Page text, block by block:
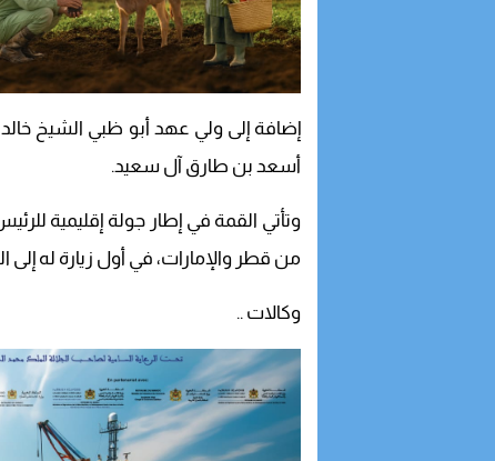
إضافة إلى ولي عهد أبو ظبي الشيخ خالد
أسعد بن طارق آل سعيد.
وتأتي القمة في إطار جولة إقليمية
من قطر والإمارات، في أول زيارة له إلى
وكالات ..